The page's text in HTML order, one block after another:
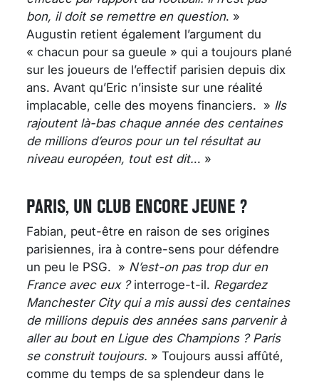
bon, il doit se remettre en question. »
Augustin retient également l’argument du
« chacun pour sa gueule » qui a toujours plané
sur les joueurs de l’effectif parisien depuis dix
ans. Avant qu’Eric n’insiste sur une réalité
implacable, celle des moyens financiers. » Ils
rajoutent là-bas chaque année des centaines
de millions d’euros pour un tel résultat au
niveau européen, tout est dit... »
PARIS, UN CLUB ENCORE JEUNE ?
Fabian, peut-être en raison de ses origines
parisiennes, ira à contre-sens pour défendre
un peu le PSG. » N’est-on pas trop dur en
France avec eux ?interroge-t-il. Regardez
Manchester City qui a mis aussi des centaines
de millions depuis des années sans parvenir à
aller au bout en Ligue des Champions ? Paris
se construit toujours. » Toujours aussi affûté,
comme du temps de sa splendeur dans le